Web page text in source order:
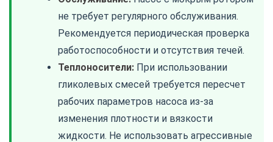
не требует регулярного обслуживания.
Рекомендуется периодическая проверка
работоспособности и отсутствия течей.
Теплоносители: При использовании
гликолевых смесей требуется пересчет
рабочих параметров насоса из-за
изменения плотности и вязкости
жидкости. Не использовать агрессивные